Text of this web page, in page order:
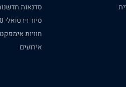
סדנאות
סיור וירטואלי 360 במרחב
חוויות אימפקט
אירועים